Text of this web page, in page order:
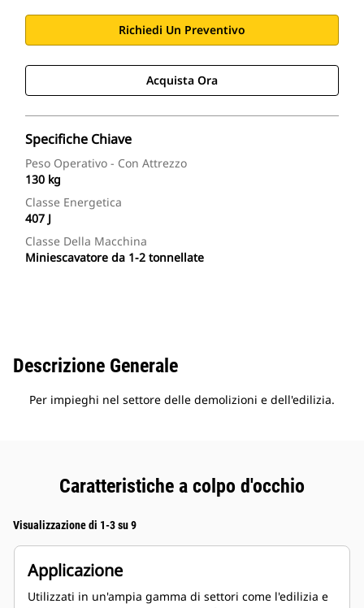
Richiedi Un Preventivo
Acquista Ora
Specifiche Chiave
Peso Operativo - Con Attrezzo
130 kg
Classe Energetica
407 J
Classe Della Macchina
Miniescavatore da 1-2 tonnellate
Descrizione Generale
Per impieghi nel settore delle demolizioni e dell'edilizia.
Caratteristiche a colpo d'occhio
Visualizzazione di 1-3 su 9
Applicazione
Utilizzati in un'ampia gamma di settori come l'edilizia e